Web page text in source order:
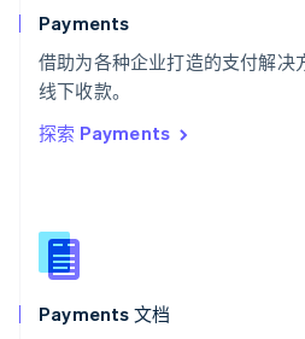
Payments
借助为各种企业打造的支付解决
线下收款。
探索 Payments
Payments 文档
泰国
ไทยEnglish
希腊
English
西班牙
新西兰
English
匈牙利
English